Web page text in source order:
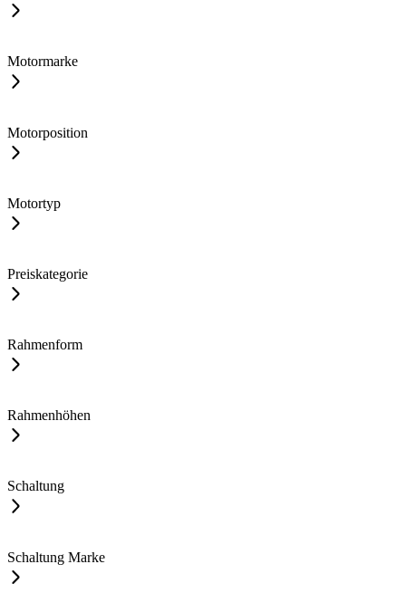
Motormarke
Motorposition
Motortyp
Preiskategorie
Rahmenform
Rahmenhöhen
Schaltung
Schaltung Marke